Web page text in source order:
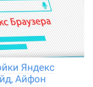
Яндекс
Айфон